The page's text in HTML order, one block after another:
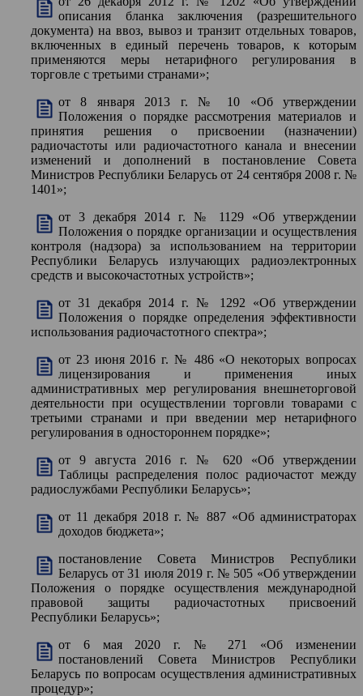
описания бланка заключения (разрешительного
документа) на ввоз, вывоз и транзит отдельных товаров,
включенных в единый перечень товаров, к которым
применяются меры нетарифного регулирования в
торговле с третьими странами»;
от 8 января 2013 г. № 10 «Об утверждении
Положения о порядке рассмотрения материалов и
принятия решения о присвоении (назначении)
радиочастоты или радиочастотного канала и внесении
изменений и дополнений в постановление Совета
Министров Республики Беларусь от 24 сентября 2008 г. №
1401»;
от 3 декабря 2014 г. № 1129 «Об утверждении
Положения о порядке организации и осуществления
контроля (надзора) за использованием на территории
Республики Беларусь излучающих радиоэлектронных
средств и высокочастотных устройств»;
от 31 декабря 2014 г. № 1292 «Об утверждении
Положения о порядке определения эффективности
использования радиочастотного спектра»;
от 23 июня 2016 г. № 486 «О некоторых вопросах
лицензирования и применения иных
административных мер регулирования внешнеторговой
деятельности при осуществлении торговли товарами с
третьими странами и при введении мер нетарифного
регулирования в одностороннем порядке»;
от 9 августа 2016 г. № 620 «Об утверждении
Таблицы распределения полос радиочастот между
радиослужбами Республики Беларусь»;
от 11 декабря 2018 г. № 887 «Об администраторах
доходов бюджета»;
постановление Совета Министров Республики
Беларусь от 31 июля 2019 г. № 505 «Об утверждении
Положения о порядке осуществления международной
правовой защиты радиочастотных присвоений
Республики Беларусь»;
от 6 мая 2020 г. № 271 «Об изменении
постановлений Совета Министров Республики
Беларусь по вопросам осуществления административных
процедур»;